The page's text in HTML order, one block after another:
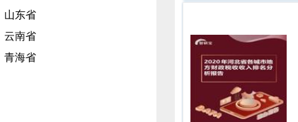
山东省
云南省
青海省